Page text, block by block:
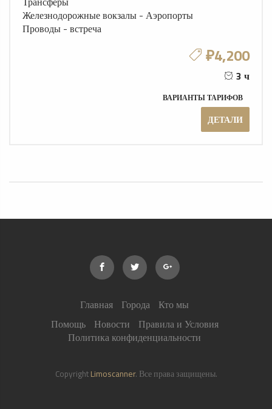
Железнодорожные вокзалы - Аэропорты
Проводы - встреча
₽4,200
3 ч
ВАРИАНТЫ ТАРИФОВ
ДЕТАЛИ
Главная Города
Кто мы
Помощь
Новости
Правила и Условия
Политика конфиденциальности
Copyright Limoscanner. Все права защищены.